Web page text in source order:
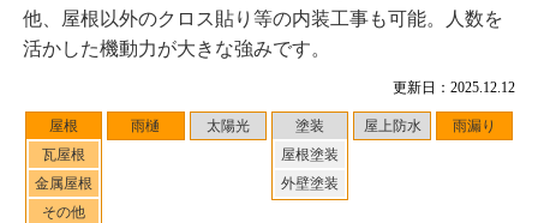
更新日：2025.12.12
屋根
瓦屋根
金属屋根
その他
雨樋 太陽光
塗装
屋根塗装
外壁塗装
屋上防水 雨漏り
他、屋根以外のクロス貼り等の内装工事も可能。人数を
活かした機動力が大きな強みです。